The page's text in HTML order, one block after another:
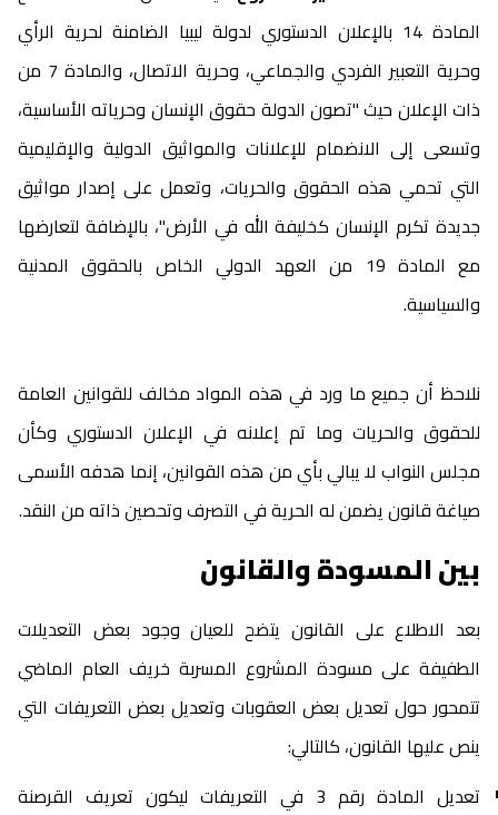
المادة 14 بالإعلان الدستوري لدولة ليبيا الضامنة لحرية الرأي
وحرية التعبير الفردي والجماعي، وحرية الاتصال، والمادة 7 من
ذات الإعلان حيث "تصون الدولة حقوق الإنسان وحرياته الأساسية،
وتسعى إلى الانضمام للإعلانات والمواثيق الدولية والإقليمية
التي تحمي هذه الحقوق والحريات، وتعمل على إصدار مواثيق
جديدة تكرم الإنسان كخليفة الله في الأرض"، بالإضافة لتعارضها
مع المادة 19 من العهد الدولي الخاص بالحقوق المدنية
والسياسية.
نلاحظ أن جميع ما ورد في هذه المواد مخالف للقوانين العامة
للحقوق والحريات وما تم إعلانه في الإعلان الدستوري وكأن
مجلس النواب لا يبالي بأي من هذه القوانين، إنما هدفه الأسمى
صياغة قانون يضمن له الحرية في التصرف وتحصين ذاته من النقد.
بين المسودة والقانون
بعد الاطلاع على القانون يتضح للعيان وجود بعض التعديلات
الطفيفة على مسودة المشروع المسربة خريف العام الماضي
تتمحور حول تعديل بعض العقوبات وتعديل بعض التعريفات التي
ينص عليها القانون، كالتالي:
تعديل المادة رقم 3 في التعريفات ليكون تعريف القرصنة